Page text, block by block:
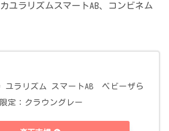
ユラリズムスマートAB、コンビネム
ユラリズム スマートAB ベビーザら
定：クラウングレー